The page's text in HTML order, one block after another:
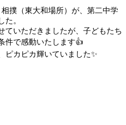
相撲（東大和場所）が、第二中学
た。
ていただきましたが、子どもたち
件で感動いたします👍
ピカピカ輝いていました✨